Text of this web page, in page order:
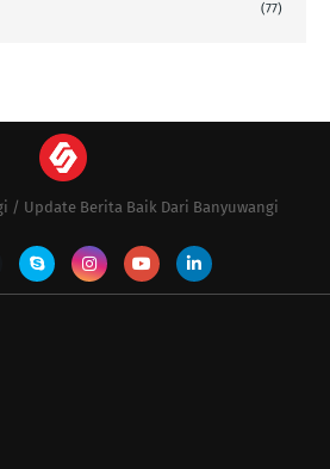
(77)
/ Update Berita Baik Dari Banyuwangi